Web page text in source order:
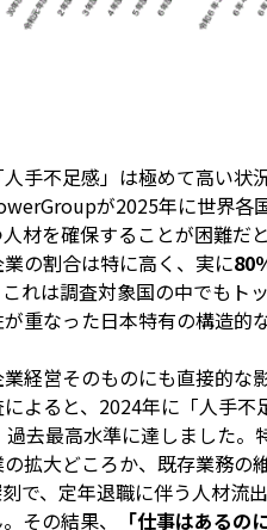
手不足感」は極めて高い状況
が2025年に世界各
材を確保することが困難だ
の割合は特に高く、実に80
れは調査対象国の中でもト
重なった日本特有の構造的
経営そのものにも直接的な
よると、2024年に「人手
去最高水準に達しました
拡大どころか、既存業務の
で、定年退職に伴う人材流
その結果、
「仕事はあるの